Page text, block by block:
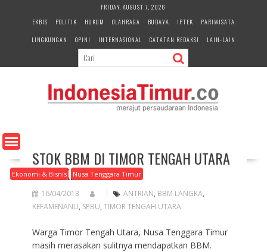
e
n
FRIDAY, AUGUST 7, 2026
EKBIS
POLITIK HUKUM OLAHRAGA BUDAYA IPTEK
PARIWISATA
LINGKUNGAN
OPINI INTERNASIONAL CATATAN REDAKSI LAIN-LAIN
Ekonomi & Bisnis Nusa Tenggara Timur
STOK BBM DI TIMOR TENGAH UTARA
SEMAKIN MENIPIS
16/04/2013 ANTRIAN, BBM LANGKA,
KEFAMENANU, SPBU, TIMOR TENGAH UTARA
Warga Timor Tengah Utara, Nusa Tenggara Timur
masih merasakan sulitnya mendapatkan BBM.